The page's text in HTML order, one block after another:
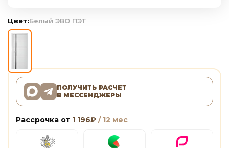
Цвет:Белый ЭВО ПЭТ
ПОЛУЧИТЬ РАСЧЕТ
В МЕССЕНДЖЕРЫ
Рассрочка от 1 196₽ / 12 мес